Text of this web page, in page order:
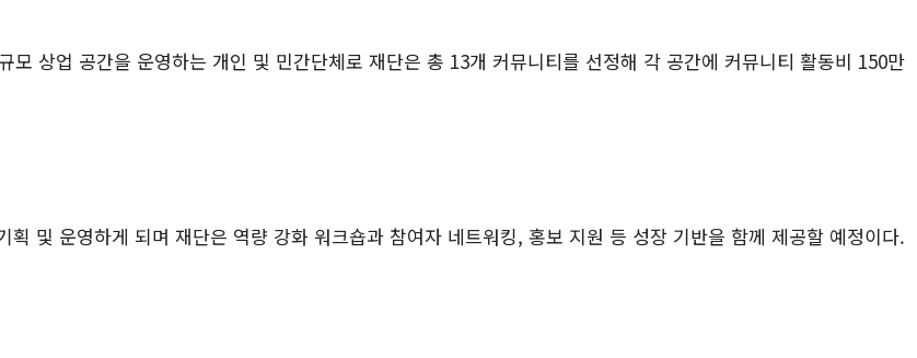
상업 공간을 운영하는 개인 및 민간단체로 재단은 총 13개 커뮤니티를 선정해 각 공간에 커뮤니티 활동비 150만
및 운영하게 되며 재단은 역량 강화 워크숍과 참여자 네트워킹, 홍보 지원 등 성장 기반을 함께 제공할 예정이다.